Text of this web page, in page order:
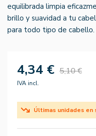
equilibrada limpia
brillo y suavidad a tu
para todo tipo de cabello.
4,34 € 5,10 €
IVA incl.
Últimas unidades en